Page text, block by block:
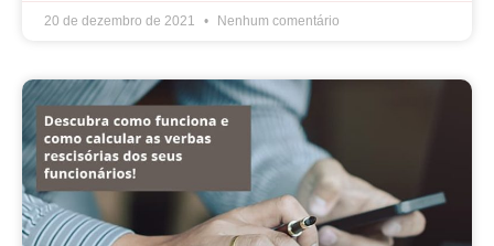
20 de dezembro de 2021 Nenhum comentário